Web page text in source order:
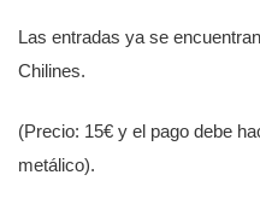
Las entradas ya se
Chilines.
(Precio: 15€ y el pago debe
metálico).